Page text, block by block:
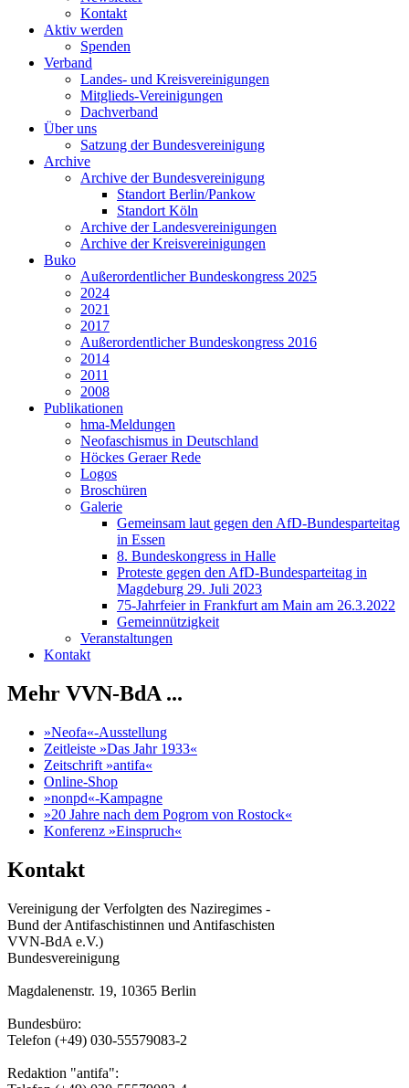
Kontakt
Aktiv werden
Spenden
Verband
Landes- und Kreisvereinigungen
Mitglieds-Vereinigungen
Dachverband
Über uns
Satzung der Bundesvereinigung
Archive
Archive der Bundesvereinigung
Standort Berlin/Pankow
Standort Köln
Archive der Landesvereinigungen
Archive der Kreisvereinigungen
Buko
Außerordentlicher Bundeskongress 2025
2024
2021
2017
Außerordentlicher Bundeskongress 2016
2014
2011
2008
Publikationen
hma-Meldungen
Neofaschismus in Deutschland
Höckes Geraer Rede
Logos
Broschüren
Galerie
Gemeinsam laut gegen den AfD-Bundesparteitag
in Essen
8. Bundeskongress in Halle
Proteste gegen den AfD-Bundesparteitag in
Magdeburg 29. Juli 2023
75-Jahrfeier in Frankfurt am Main am 26.3.2022
Gemeinnützigkeit
Veranstaltungen
Kontakt
Mehr VVN-BdA ...
»Neofa«-Ausstellung
Zeitleiste »Das Jahr 1933«
Zeitschrift »antifa«
Online-Shop
»nonpd«-Kampagne
»20 Jahre nach dem Pogrom von Rostock«
Konferenz »Einspruch«
Kontakt
Vereinigung der Verfolgten des Naziregimes -
Bund der Antifaschistinnen und Antifaschisten
VVN-BdA e.V.)
Bundesvereinigung
Magdalenenstr. 19, 10365 Berlin
Bundesbüro:
Telefon (+49) 030-55579083-2
Redaktion "antifa":